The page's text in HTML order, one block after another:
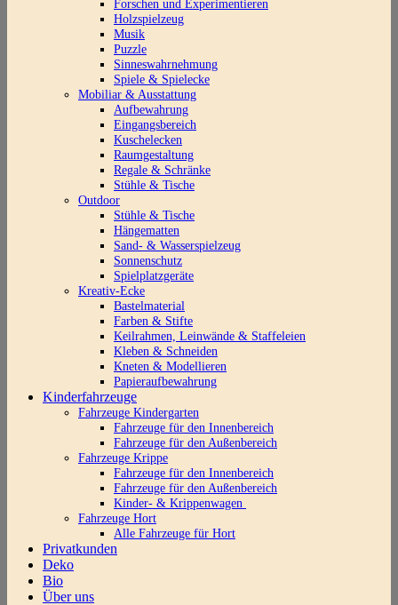
Forschen und Experimentieren
Holzspielzeug
Musik
Puzzle
Sinneswahrnehmung
Spiele & Spielecke
Mobiliar & Ausstattung
Aufbewahrung
Eingangsbereich
Kuschelecken
Raumgestaltung
Regale & Schränke
Stühle & Tische
Outdoor
Stühle & Tische
Hängematten
Sand- & Wasserspielzeug
Sonnenschutz
Spielplatzgeräte
Kreativ-Ecke
Bastelmaterial
Farben & Stifte
Keilrahmen, Leinwände & Staffeleien
Kleben & Schneiden
Kneten & Modellieren
Papieraufbewahrung
Kinderfahrzeuge
Fahrzeuge Kindergarten
Fahrzeuge für den Innenbereich
Fahrzeuge für den Außenbereich
Fahrzeuge Krippe
Fahrzeuge für den Innenbereich
Fahrzeuge für den Außenbereich
Kinder- & Krippenwagen
Fahrzeuge Hort
Alle Fahrzeuge für Hort
Privatkunden
Deko
Bio
Über uns